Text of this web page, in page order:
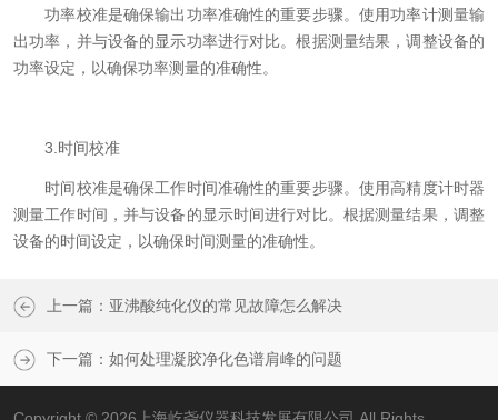
功率校准是确保输出功率准确性的重要步骤。使用功率计测量输
出功率，并与设备的显示功率进行对比。根据测量结果，调整设备的
功率设定，以确保功率测量的准确性。
3.时间校准
时间校准是确保工作时间准确性的重要步骤。使用高精度计时器
测量工作时间，并与设备的显示时间进行对比。根据测量结果，调整
设备的时间设定，以确保时间测量的准确性。
上一篇： 亚沸酸纯化仪的常见故障怎么解决
下一篇： 如何处理凝胶净化色谱肩峰的问题